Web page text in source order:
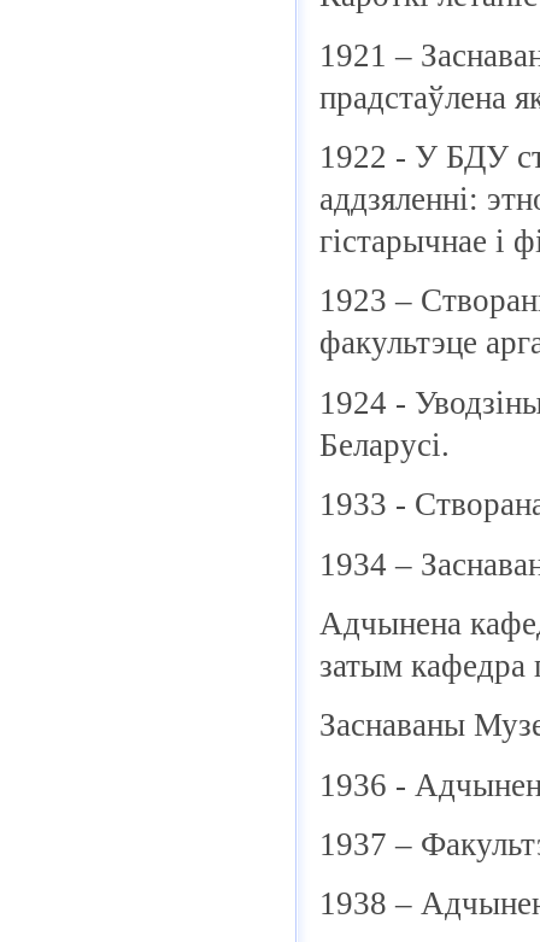
1921 –
прадстаўлена
1922 - У БДУ
аддзяленні:
гістарычнае і
1923 –
факультэце
1924 -
Беларусі.
1933 -
1934 –
Адчынена
затым кафедра
Заснаваны
1936 -
1937 –
1938 –